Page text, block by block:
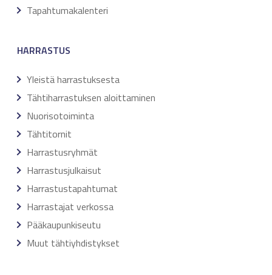
Tapahtumakalenteri
HARRASTUS
Yleistä harrastuksesta
Tähtiharrastuksen aloittaminen
Nuorisotoiminta
Tähtitornit
Harrastusryhmät
Harrastusjulkaisut
Harrastustapahtumat
Harrastajat verkossa
Pääkaupunkiseutu
Muut tähtiyhdistykset